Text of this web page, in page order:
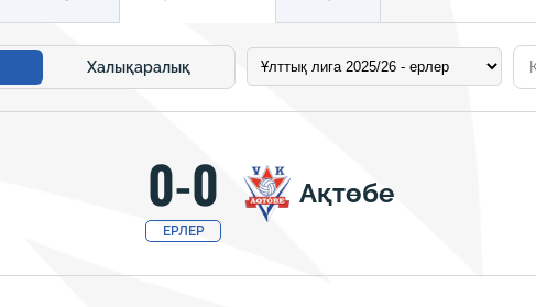
Халықаралық
0-0
ЕРЛЕР
Ақтөбе